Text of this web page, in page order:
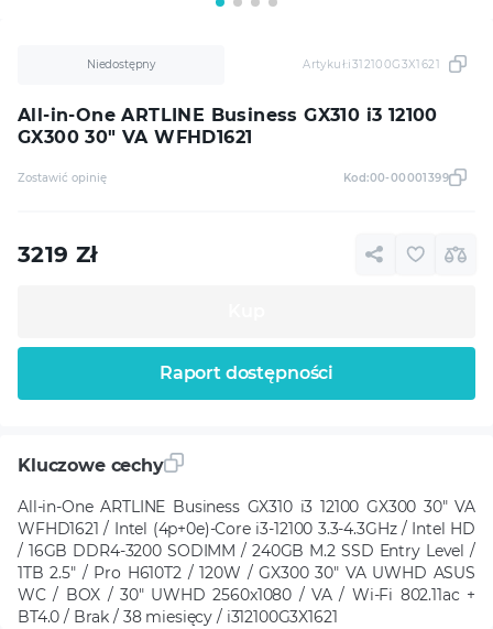
All-in-One ARTLINE Business GX310 i3 12100
GX300 30" VA WFHD1621
Niedostępny Artykuł:i312100G3X1621
Zostawić opinię Kod:00-00001399
3219 Zł
Raport dostępności
Kluczowe cechy
All-in-One ARTLINE Business GX310 i3 12100 GX300 30" VA
WFHD1621 / Intel (4p+0e)-Core i3-12100 3.3-4.3GHz / Intel HD
/ 16GB DDR4-3200 SODIMM / 240GB M.2 SSD Entry Level /
1TB 2.5" / Pro H610T2 / 120W / GX300 30" VA UWHD ASUS
WC / BOX / 30" UWHD 2560x1080 / VA / Wi-Fi 802.11ac +
BT4.0 / Brak / 38 miesięcy / i312100G3X1621